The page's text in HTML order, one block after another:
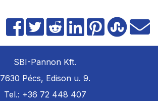
SBI-Pannon Kft.
7630 Pécs, Edison u. 9.
Tel.: +36 72 448 407